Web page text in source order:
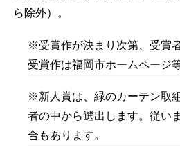
ら除外）。
※受賞作が決まり次第、受賞
受賞作は福岡市ホームページ
※新人賞は、緑のカーテン取
者の中から選出します。従い
合もあります。